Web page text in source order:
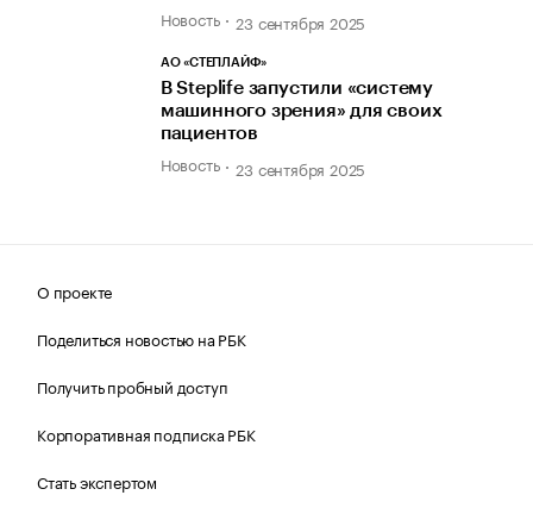
Новость 23 сентября 2025
АО «СТЕПЛАЙФ»
В Steplife запустили «систему
машинного зрения» для своих
пациентов
Новость 23 сентября 2025
О проекте
Поделиться новостью на РБК
Получить пробный доступ
Корпоративная подписка РБК
Стать экспертом